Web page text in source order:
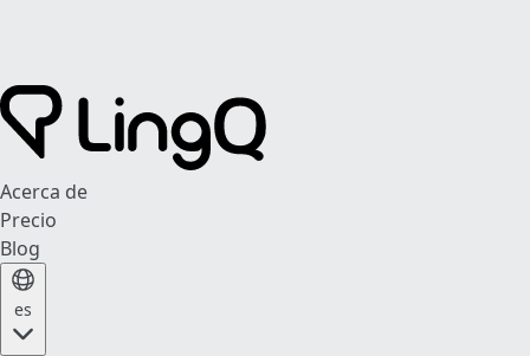
Acerca de
Precio
Blog
es